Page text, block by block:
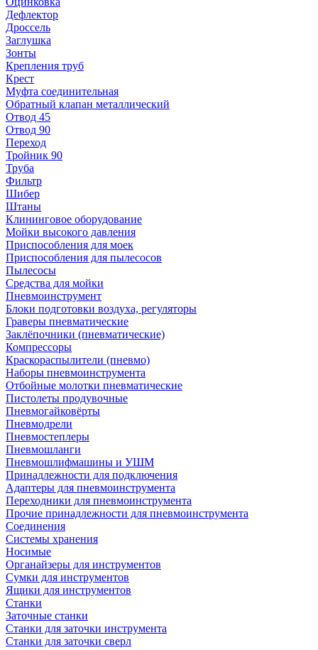
Дефлектор
Дроссель
Заглушка
Зонты
Крепления труб
Крест
Муфта соединительная
Обратный клапан металлический
Отвод 45
Отвод 90
Переход
Тройник 90
Труба
Фильтр
Шибер
Штаны
Клининговое оборудование
Мойки высокого давления
Приспособления для моек
Приспособления для пылесосов
Пылесосы
Средства для мойки
Пневмоинструмент
Блоки подготовки воздуха, регуляторы
Граверы пневматические
Заклёпочники (пневматические)
Компрессоры
Краскораспылители (пневмо)
Наборы пневмоинструмента
Отбойные молотки пневматические
Пистолеты продувочные
Пневмогайковёрты
Пневмодрели
Пневмостеплеры
Пневмошланги
Пневмошлифмашины и УШМ
Принадлежности для подключения
Адаптеры для пневмоинструмента
Переходники для пневмоинструмента
Прочие принадлежности для пневмоинструмента
Соединения
Системы хранения
Носимые
Органайзеры для инструментов
Сумки для инструментов
Ящики для инструментов
Станки
Заточные станки
Станки для заточки инструмента
Станки для заточки сверл